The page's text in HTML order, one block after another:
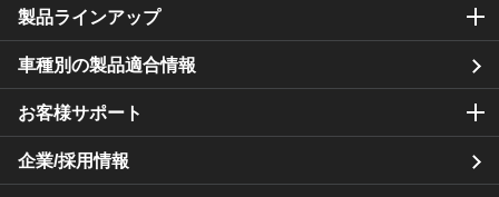
製品ラインアップ
車種別の製品適合情報
お客様サポート
企業/採用情報